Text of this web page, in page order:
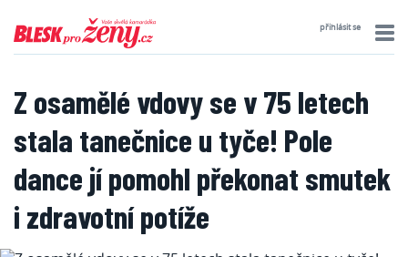
přihlásit se
Z osamělé vdovy se v 75 letech
stala tanečnice u tyče! Pole
dance jí pomohl překonat smutek
i zdravotní potíže